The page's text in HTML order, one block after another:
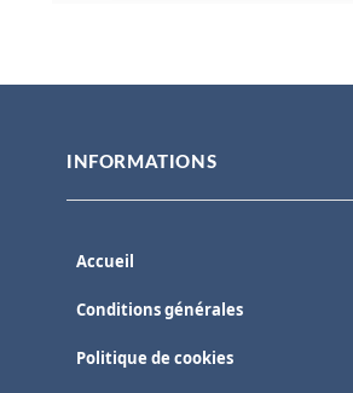
INFORMATIONS
Accueil
Conditions générales
Politique de cookies